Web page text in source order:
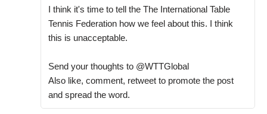
I think it's time to tell the The International Table
Tennis Federation how we feel about this. I think
this is unacceptable.
Send your thoughts to @WTTGlobal
Also like, comment, retweet to promote the post
and spread the word.